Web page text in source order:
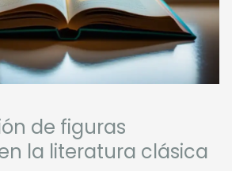
de figuras
la literatura clásica